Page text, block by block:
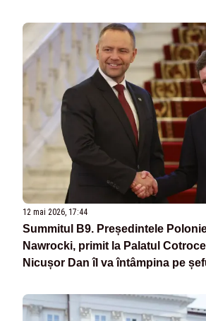
12 mai 2026, 17:44
Summitul B9. Președintele
Nawrocki, primit la Palatul
Nicușor Dan îl va întâmpina pe